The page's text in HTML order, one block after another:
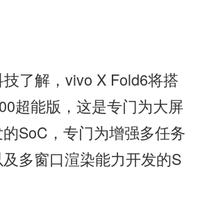
了解，vivo X Fold6将搭
超能版，这是专门为大屏
SoC，专门为增强多任务
多窗口渲染能力开发的S